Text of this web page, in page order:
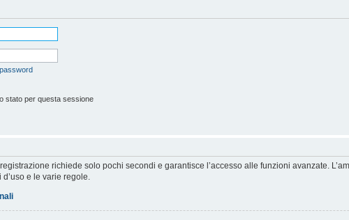
stato per questa sessione
richiede solo pochi secondi e garantisce l’accesso alle funzioni avanzate.
e le varie regole.